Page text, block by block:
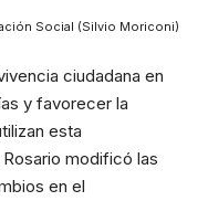
Social (Silvio Moriconi)
ciudadana en
y favorecer la
esta
modificó las
en el